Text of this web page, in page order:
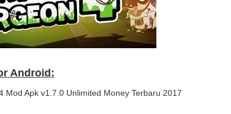
Android:
Mod Apk v1.7.0 Unlimited Money Terbaru 2017